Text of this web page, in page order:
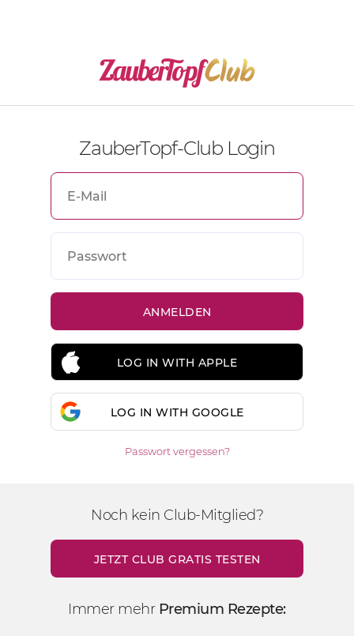
ZauberTopf-Club Login
LOG IN WITH APPLE
LOG IN WITH GOOGLE
Passwort vergessen?
Noch kein Club-Mitglied?
JETZT CLUB GRATIS TESTEN
Immer mehr Premium Rezepte: